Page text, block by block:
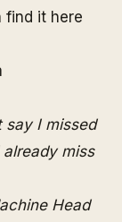
find it here
I missed
miss
Head